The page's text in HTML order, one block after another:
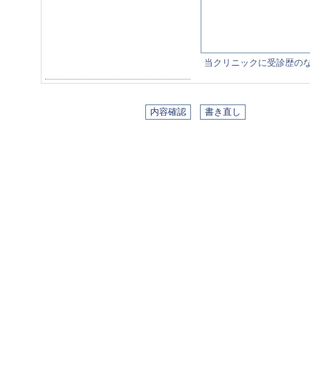
当クリニックに受診歴の